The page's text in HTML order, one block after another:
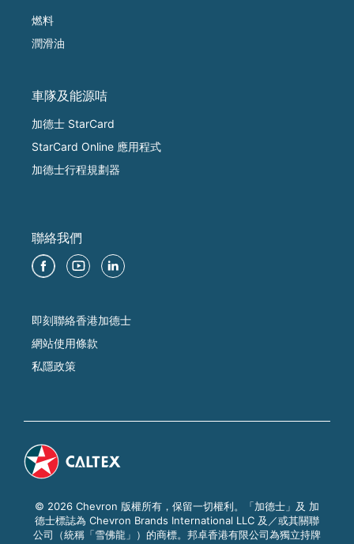
燃料
潤滑油
車隊及能源咭
加德士 StarCard
StarCard Online 應用程式
加德士行程規劃器
聯絡我們
即刻聯絡香港加德士
網站使用條款
私隱政策
© 2026 Chevron 版權所有，保留一切權利。「加德士」及 加
德士標誌為 Chevron Brands International LLC 及／或其關聯
公司（統稱「雪佛龍」）的商標。邦卓香港有限公司為獨立持牌